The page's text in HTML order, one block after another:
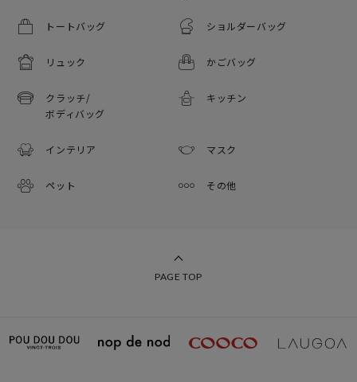
トートバッグ ショルダーバッグ
リュック かごバッグ
クラッチ/
ボディバッグ
キッチン
インテリア マスク
ペット その他
PAGE TOP